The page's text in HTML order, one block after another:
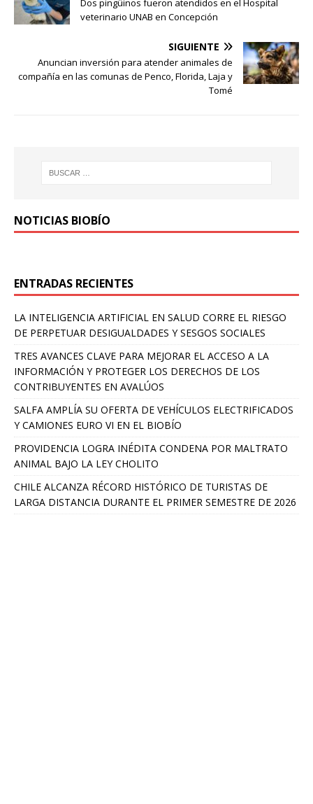
Dos pingüinos fueron atendidos en el Hospital
veterinario UNAB en Concepción
SIGUIENTE
Anuncian inversión para atender animales de
compañía en las comunas de Penco, Florida, Laja y
Tomé
NOTICIAS BIOBÍO
ENTRADAS RECIENTES
LA INTELIGENCIA ARTIFICIAL EN SALUD CORRE EL RIESGO
DE PERPETUAR DESIGUALDADES Y SESGOS SOCIALES
TRES AVANCES CLAVE PARA MEJORAR EL ACCESO A LA
INFORMACIÓN Y PROTEGER LOS DERECHOS DE LOS
CONTRIBUYENTES EN AVALÚOS
SALFA AMPLÍA SU OFERTA DE VEHÍCULOS ELECTRIFICADOS
Y CAMIONES EURO VI EN EL BIOBÍO
PROVIDENCIA LOGRA INÉDITA CONDENA POR MALTRATO
ANIMAL BAJO LA LEY CHOLITO
CHILE ALCANZA RÉCORD HISTÓRICO DE TURISTAS DE
LARGA DISTANCIA DURANTE EL PRIMER SEMESTRE DE 2026